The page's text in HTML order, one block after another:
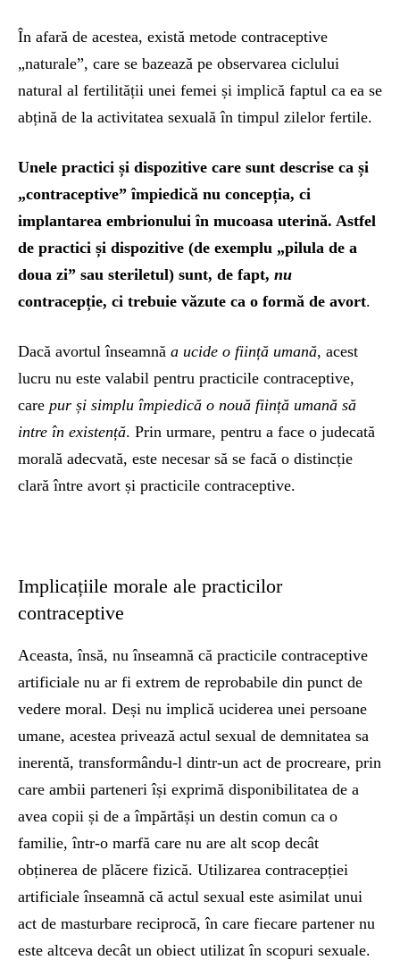
În afară de acestea, există metode contraceptive
„naturale”, care se bazează pe observarea ciclului
natural al fertilității unei femei și implică faptul ca ea se
abțină de la activitatea sexuală în timpul zilelor fertile.
Unele practici și dispozitive care sunt descrise ca și
„contraceptive” împiedică nu concepția, ci
implantarea embrionului în mucoasa uterină. Astfel
de practici și dispozitive (de exemplu „pilula de a
doua zi” sau steriletul) sunt, de fapt, nu
contracepție, ci trebuie văzute ca o formă de avort.
Dacă avortul înseamnă a ucide o ființă umană, acest
lucru nu este valabil pentru practicile contraceptive,
care pur și simplu împiedică o nouă ființă umană să
intre în existență. Prin urmare, pentru a face o judecată
morală adecvată, este necesar să se facă o distincție
clară între avort și practicile contraceptive.
Implicațiile morale ale practicilor
contraceptive
Aceasta, însă, nu înseamnă că practicile contraceptive
artificiale nu ar fi extrem de reprobabile din punct de
vedere moral. Deși nu implică uciderea unei persoane
umane, acestea privează actul sexual de demnitatea sa
inerentă, transformându-l dintr-un act de procreare, prin
care ambii parteneri își exprimă disponibilitatea de a
avea copii și de a împărtăși un destin comun ca o
familie, într-o marfă care nu are alt scop decât
obținerea de plăcere fizică. Utilizarea contracepției
artificiale înseamnă că actul sexual este asimilat unui
act de masturbare reciprocă, în care fiecare partener nu
este altceva decât un obiect utilizat în scopuri sexuale.